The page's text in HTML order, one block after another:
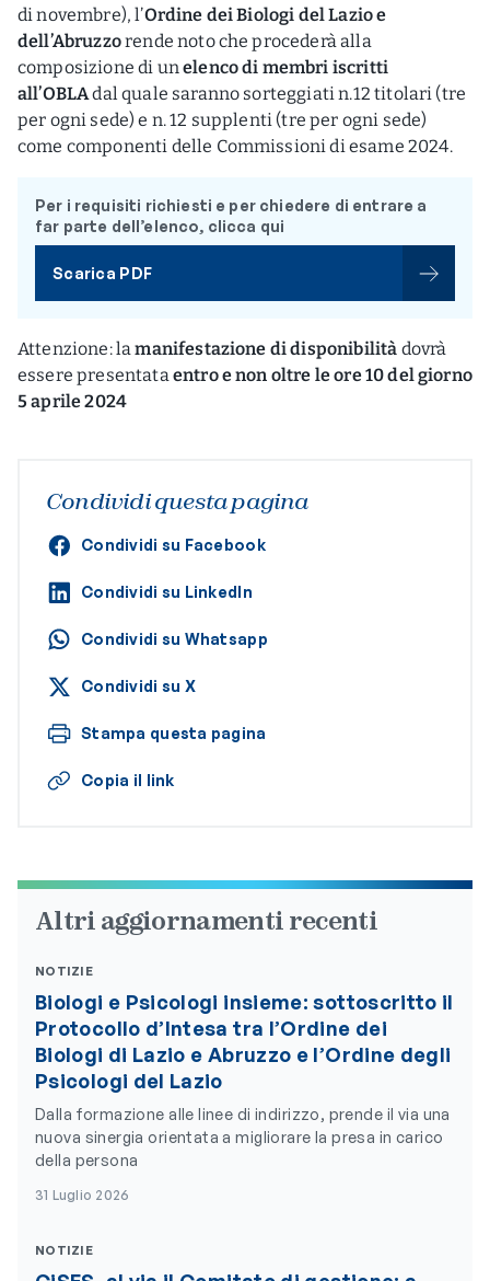
di novembre), l’Ordine dei Biologi del Lazio e
dell’Abruzzorende noto che procederà alla
composizione di unelenco di membri iscritti
all’OBLAdal quale saranno sorteggiati n.12 titolari (tre
per ogni sede) e n. 12 supplenti (tre per ogni sede)
come componenti delle Commissioni di esame 2024.
Per i requisiti richiesti e per chiedere di entrare a
far parte dell’elenco, clicca qui
Scarica PDF
Attenzione: lamanifestazione di disponibilità dovrà
essere presentataentro e non oltre le ore 10 del giorno
5 aprile 2024
Condividi questa pagina
Condividi su Facebook
Condividi su LinkedIn
Condividi su Whatsapp
Condividi su X
Stampa questa pagina
Copia il link
Altri aggiornamenti recenti
NOTIZIE
Biologi e Psicologi insieme: sottoscritto il
Protocollo d’Intesa tra l’Ordine dei
Biologi di Lazio e Abruzzo e l’Ordine degli
Psicologi del Lazio
Dalla formazione alle linee di indirizzo, prende il via una
nuova sinergia orientata a migliorare la presa in carico
della persona
31 Luglio 2026
NOTIZIE